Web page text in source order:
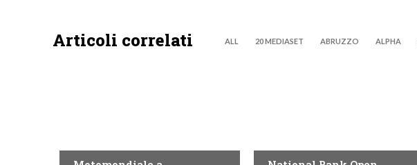
Articoli correlati ALL 20 MEDIASET ABRUZZO ALPHA